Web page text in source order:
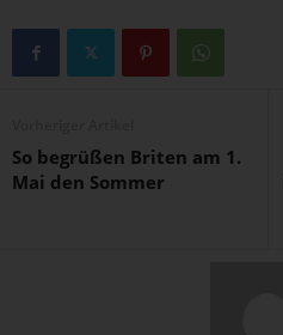
So begrüßen Briten am 1.
Mai den Sommer